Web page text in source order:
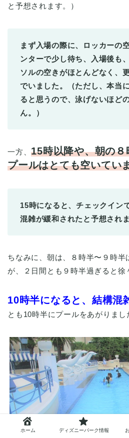
と予想されます。）
まず入場の際に、
ロッカーの
ンターで少し待ち、
入場後も
ソルの空きがほとんどなく、
でいました。
（ただし、本当
ると思うので、泳げないほど
ん。）
一方、15時以降や、朝の
プールはとても空いてい
15時になると、チェックイン
混雑が緩和されたと予想されま
ちなみに、朝は、８時半〜９時半
が、２日間とも９時半過ぎると徐
10時半になると、結構混
とも10時半にプールをあがりまし
ホーム ディズニーパーク情報